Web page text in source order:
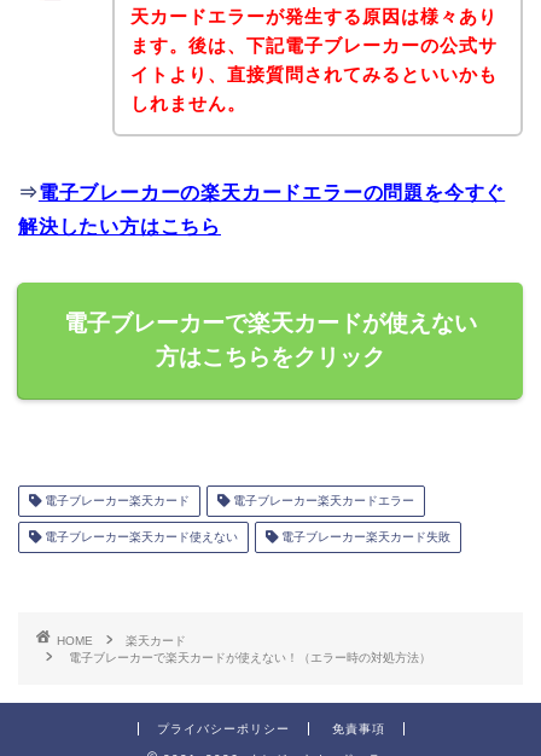
天カードエラーが発生する原因は様々あり
ます。後は、下記電子ブレーカーの公式サ
イトより、直接質問されてみるといいかも
しれません。
⇒電子ブレーカーの楽天カードエラーの問題を今すぐ
解決したい方はこちら
電子ブレーカーで楽天カードが使えない
方はこちらをクリック
電子ブレーカー楽天カード 電子ブレーカー楽天カードエラー
電子ブレーカー楽天カード使えない 電子ブレーカー楽天カード失敗
HOME
楽天カード
電子ブレーカーで楽天カードが使えない！（エラー時の対処方法）
プライバシーポリシー 免責事項